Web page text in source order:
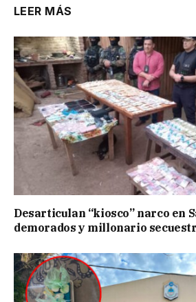
LEER MÁS
Desarticulan “kiosco” narco en
demorados y millonario